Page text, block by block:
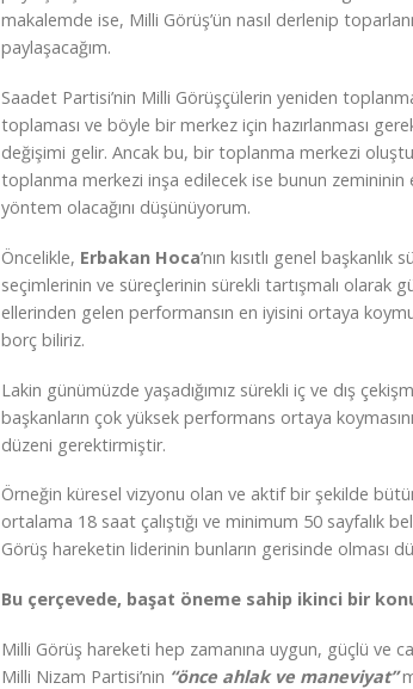
makalemde ise, Milli Görüş’ün nasıl derlenip
paylaşacağım.
Saadet Partisi’nin Milli Görüşçülerin yeniden
toplaması ve böyle bir merkez için hazırlanması
değişimi gelir. Ancak bu, bir toplanma merkezi
toplanma merkezi inşa edilecek ise bunun zemininin
yöntem olacağını düşünüyorum.
Öncelikle, Erbakan Hoca’nın kısıtlı genel
seçimlerinin ve süreçlerinin sürekli tartışmalı
ellerinden gelen performansın en iyisini ortaya
borç biliriz.
Lakin günümüzde yaşadığımız sürekli iç ve dış
başkanların çok yüksek performans ortaya
düzeni gerektirmiştir.
Örneğin küresel vizyonu olan ve aktif bir şekilde
ortalama 18 saat çalıştığı ve minimum 50 sayfalık
Görüş hareketin liderinin bunların gerisinde olması
Bu çerçevede, başat öneme sahip ikinci bir
Milli Görüş hareketi hep zamanına uygun, güçlü ve
Milli Nizam Partisi’nin “önce ahlak ve maneviyat”